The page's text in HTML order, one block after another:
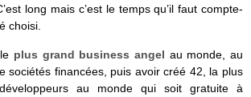
long mais c’est le temps qu’il faut compte-
choisi.
plus grand business angel au monde, au
sociétés financées, puis avoir créé 42, la plus
au monde qui soit gratuite à